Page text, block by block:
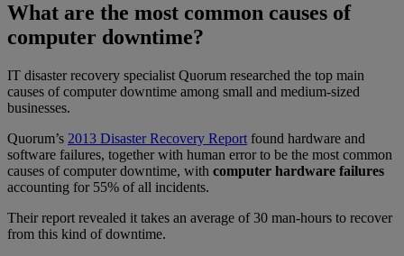
What are the most common causes of
computer downtime?
IT disaster recovery specialist Quorum researched the top main
causes of computer downtime among small and medium-sized
businesses.
Quorum’s 2013 Disaster Recovery Report found hardware and
software failures, together with human error to be the most common
causes of computer downtime, with computer hardware failures
accounting for 55% of all incidents.
Their report revealed it takes an average of 30 man-hours to recover
from this kind of downtime.